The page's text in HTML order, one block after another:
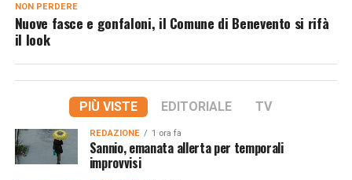
NON PERDERE
Nuove fasce e gonfaloni, il Comune di Benevento si rifà
il look
PIÙ VISTE EDITORIALE TV
REDAZIONE 1 ora fa
Sannio, emanata allerta per temporali
improvvisi